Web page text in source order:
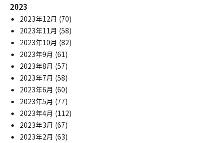
2023
2023年12月 (70)
2023年11月 (58)
2023年10月 (82)
2023年9月 (61)
2023年8月 (57)
2023年7月 (58)
2023年6月 (60)
2023年5月 (77)
2023年4月 (112)
2023年3月 (67)
2023年2月 (63)